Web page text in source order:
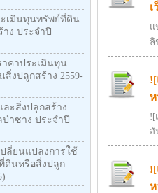
เมินทุนทรัพย์ที่ดิน
ง ประจำปี
คาประเมินทุน
สิ่งปลูกสร้าง 2559-
ะสิ่งปลูกสร้าง
าซาง ประจำปี
ลี่ยนแปลงการใช้
ดินหรือสิ่งปลูก
แ
ลิ
ห
![
อั
ห